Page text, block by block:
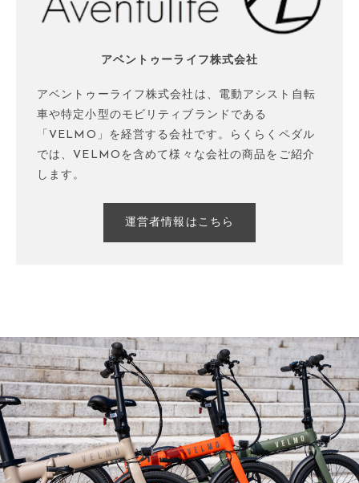
アベントゥーライフ株式会社
アベントゥーライフ株式会社は、電動アシスト自転
車や特定小型のモビリティブランドである
「VELMO」を経営する会社です。らくらくペダル
では、VELMOを含めて様々な会社の商品をご紹介
します。
運営者情報はこちら